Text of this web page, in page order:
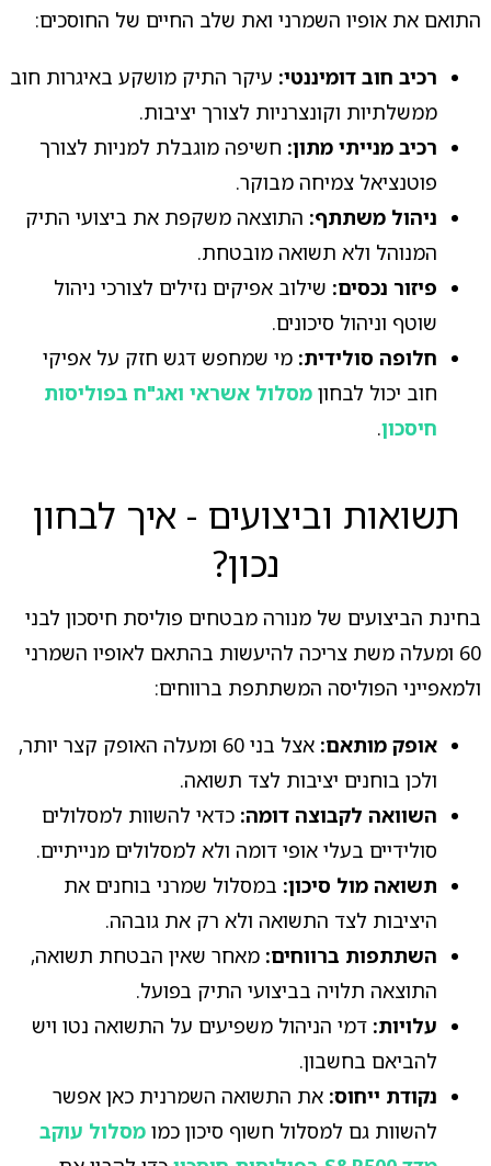
התואם את אופיו השמרני ואת שלב החיים של החוסכים:
רכיב חוב דומיננטי: עיקר התיק מושקע באיגרות חוב
ממשלתיות וקונצרניות לצורך יציבות.
רכיב מנייתי מתון: חשיפה מוגבלת למניות לצורך
פוטנציאל צמיחה מבוקר.
ניהול משתתף: התוצאה משקפת את ביצועי התיק
המנוהל ולא תשואה מובטחת.
פיזור נכסים: שילוב אפיקים נזילים לצורכי ניהול
שוטף וניהול סיכונים.
חלופה סולידית: מי שמחפש דגש חזק על אפיקי
חוב יכול לבחון מסלול אשראי ואג"ח בפוליסות
חיסכון.
תשואות וביצועים - איך לבחון
נכון?
בחינת הביצועים של מנורה מבטחים פוליסת חיסכון לבני
60 ומעלה משת צריכה להיעשות בהתאם לאופיו השמרני
ולמאפייני הפוליסה המשתתפת ברווחים:
אופק מותאם:
אצל בני 60 ומעלה האופק קצר יותר,
ולכן בוחנים יציבות לצד תשואה.
השוואה לקבוצה דומה: כדאי להשוות למסלולים
סולידיים בעלי אופי דומה ולא למסלולים מנייתיים.
תשואה מול סיכון: במסלול שמרני בוחנים את
היציבות לצד התשואה ולא רק את גובהה.
השתתפות ברווחים: מאחר שאין הבטחת תשואה,
התוצאה תלויה בביצועי התיק בפועל.
עלויות: דמי הניהול משפיעים על התשואה נטו ויש
להביאם בחשבון.
נקודת ייחוס: את התשואה השמרנית כאן אפשר
להשוות גם למסלול חשוף סיכון כמו מסלול עוקב